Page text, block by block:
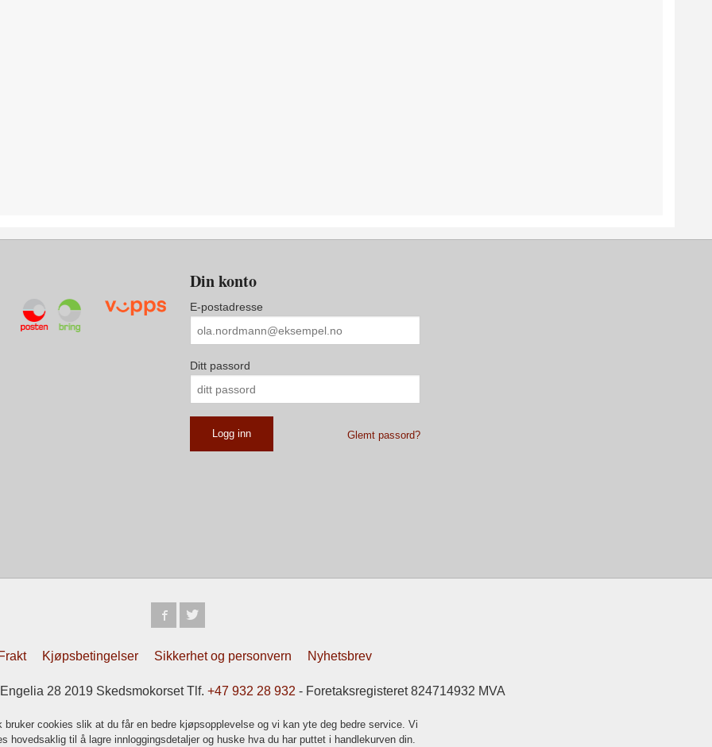
Din konto
E-postadresse
Ditt passord
Glemt passord?
Kjøpsbetingelser Sikkerhet og personvern Nyhetsbrev
28 2019 Skedsmokorset Tlf. +47 932 28 932 - Foretaksregisteret 824714932 MVA
bruker cookies slik at du får en bedre kjøpsopplevelse og vi kan yte deg bedre service. Vi
hovedsaklig til å lagre innloggingsdetaljer og huske hva du har puttet i handlekurven din.